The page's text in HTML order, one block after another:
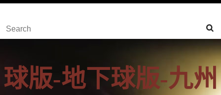
Search
for:
球版-地下球版-九州